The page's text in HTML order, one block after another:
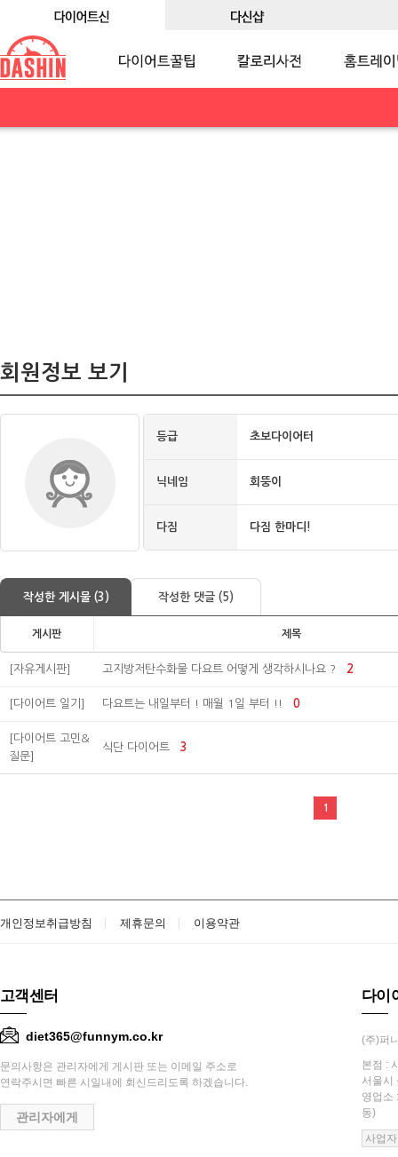
회원정보 보기
등급 초보다이어터
닉네임 회뚱이
다짐 다짐 한마디!
작성한 게시물 (3) 작성한 댓글 (5)
게시판 제목
[자유게시판] 고지방저탄수화물 다요트 어떻게 생각하시나요 ? 2
[다이어트 일기] 다요트는 내일부터 ! 매월 1일 부터 !! 0
[다이어트 고민&
질문]
식단 다이어트 3
1
개인정보취급방침 제휴문의 이용약관
고객센터
diet365@funnym.co.kr
문의사항은 관리자에게 게시판 또는 이메일 주소로
연락주시면 빠른 시일내에 회신드리도록 하겠습니다.
관리자에게
다이
(주)퍼
본점 :
서울시
영업소
동)
사업